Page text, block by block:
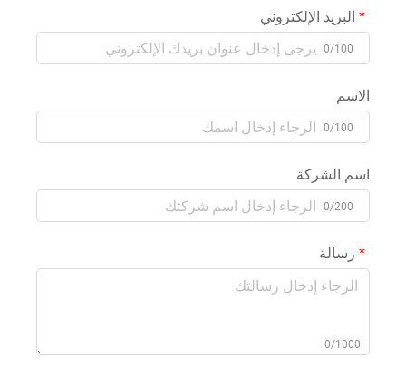
البريد الإلكتروني
0/100
الاسم
0/100
اسم الشركة
0/200
رسالة
0/1000